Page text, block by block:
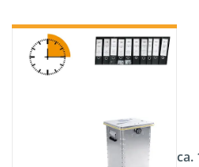
ca.